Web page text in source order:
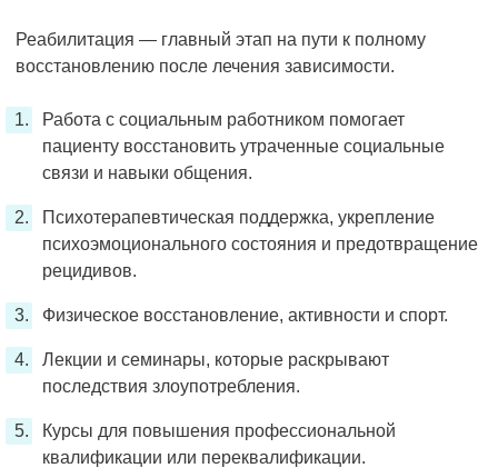
Реабилитация — главный этап на пути к полному
восстановлению после лечения зависимости.
Работа с социальным работником помогает
пациенту восстановить утраченные социальные
связи и навыки общения.
Психотерапевтическая поддержка, укрепление
психоэмоционального состояния и предотвращение
рецидивов.
Физическое восстановление, активности и спорт.
Лекции и семинары, которые раскрывают
последствия злоупотребления.
Курсы для повышения профессиональной
квалификации или переквалификации.